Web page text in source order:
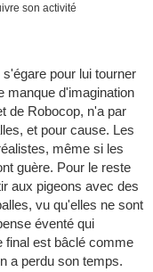
son activité
pour lui tourner
manque d'imagination
de Robocop, n'a par
et pour cause. Les
même si les
guère. Pour le reste
aux pigeons avec des
vu qu'elles ne sont
éventé qui
final est bâclé comme
a perdu son temps.